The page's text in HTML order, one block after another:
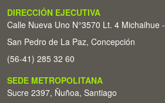
DIRECCIÓN EJECUTIVA
Calle Nueva Uno N°3570 Lt. 4 Michaihue -
San Pedro de La Paz, Concepción
(56-41) 285 32 60
SEDE METROPOLITANA
Sucre 2397, Ñuñoa, Santiago